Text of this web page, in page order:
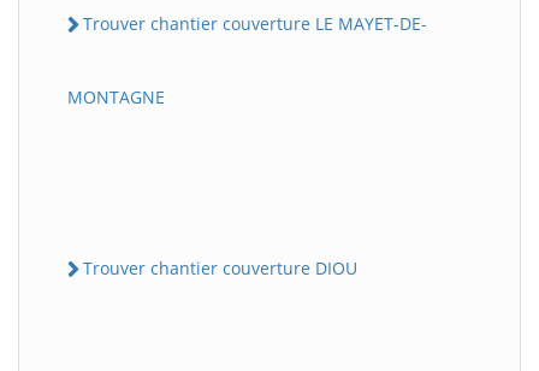
Trouver chantier couverture LE MAYET-DE-
MONTAGNE
Trouver chantier couverture DIOU